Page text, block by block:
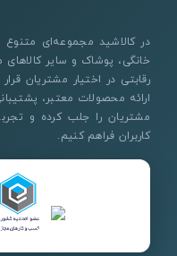
در کالاشید مجموعه‌ای متنوع
خانگی، پوشاک و سایر
رقابتی در اختیار مشتریان
ارائه محصولات معتبر،
مشتریان را جلب کرده و
کاربران فراهم کنیم.